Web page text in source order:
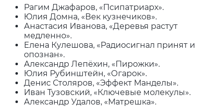
Рагим Джафаров, «Псипатриарх».
Юлия Домна, «Век кузнечиков».
Анастасия Иванова, «Деревья растут
медленно».
Елена Кулешова, «Радиосигнал принят и
опознан».
Александр Лепёхин, «Пирожки».
Юлия Рубинштейн, «Огарок».
Денис Столяров, «Эффект Манделы».
Иван Тузовский, «Ключевые молекулы».
Александр Удалов, «Матрешка».